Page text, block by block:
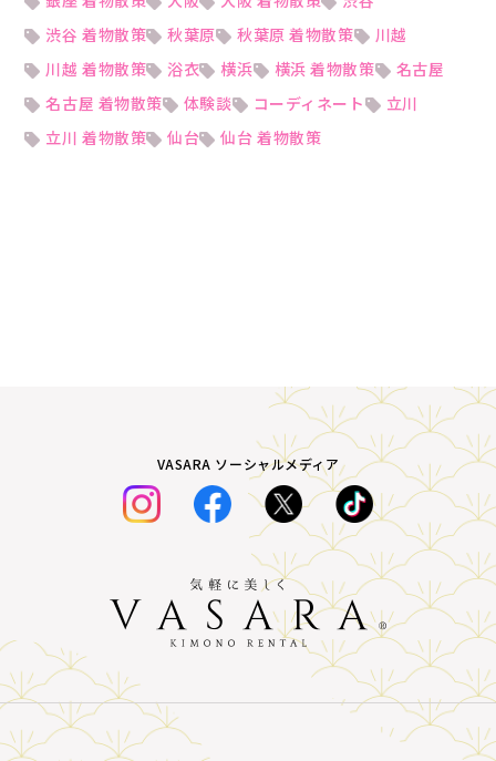
渋谷 着物散策
秋葉原 秋葉原 着物散策
川越
川越 着物散策
浴衣 横浜 横浜 着物散策
名古屋
名古屋 着物散策
体験談 コーディネート
立川
立川 着物散策
仙台 仙台 着物散策
VASARA ソーシャルメディア